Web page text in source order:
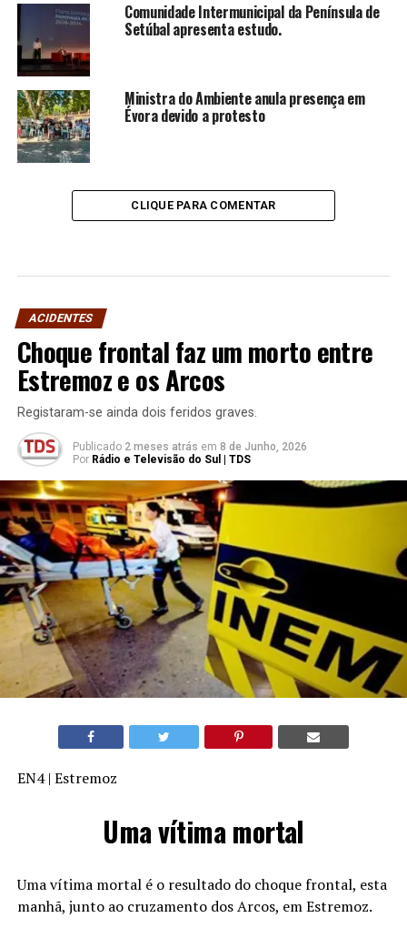
Comunidade Intermunicipal da Península de
Setúbal apresenta estudo.
Ministra do Ambiente anula presença em
Évora devido a protesto
CLIQUE PARA COMENTAR
ACIDENTES
Choque frontal faz um morto entre
Estremoz e os Arcos
Registaram-se ainda dois feridos graves.
Publicado 2 meses atrás em 8 de Junho, 2026
Por Rádio e Televisão do Sul | TDS
EN4 | Estremoz
Uma vítima mortal
Uma vítima mortal é o resultado do choque frontal, esta
manhã, junto ao cruzamento dos Arcos, em Estremoz.